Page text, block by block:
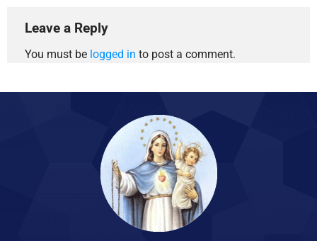
Leave a Reply
You must be logged in to post a comment.